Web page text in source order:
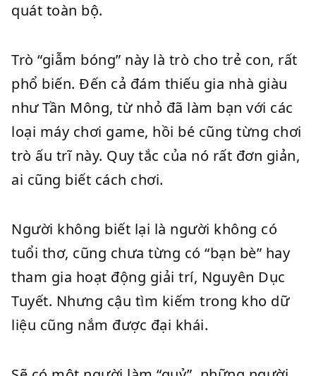
quát toàn bộ.
Trò “giẫm bóng” này là trò cho trẻ con, rất
phổ biến. Đến cả đám thiếu gia nhà giàu
như Tần Mông, từ nhỏ đã làm bạn với các
loại máy chơi game, hồi bé cũng từng chơi
trò ấu trĩ này. Quy tắc của nó rất đơn giản,
ai cũng biết cách chơi.
Người không biết lại là người không có
tuổi thơ, cũng chưa từng có “bạn bè” hay
tham gia hoạt động giải trí, Nguyên Dục
Tuyết. Nhưng cậu tìm kiếm trong kho dữ
liệu cũng nắm được đại khái.